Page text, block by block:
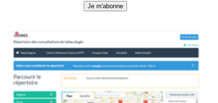
Je m'abonne